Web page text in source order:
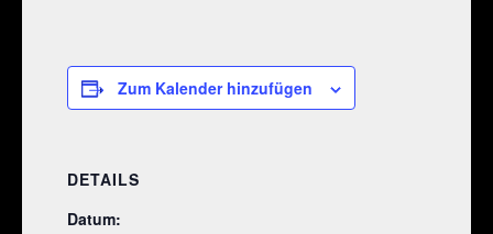
Zum Kalender hinzufügen
DETAILS
Datum: